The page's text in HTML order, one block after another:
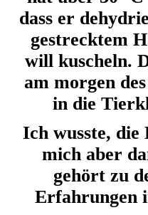
dass er
gestrecktem
will kuscheln.
am morgen
in die
Ich wusste, die
mich aber
gehört zu
Erfahrungen